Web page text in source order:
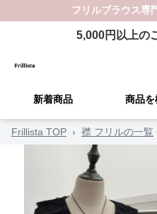
フリルブラウス専
5,000円以上の
新着商品 商品を
Frillista TOP › 襟 フリルの一覧